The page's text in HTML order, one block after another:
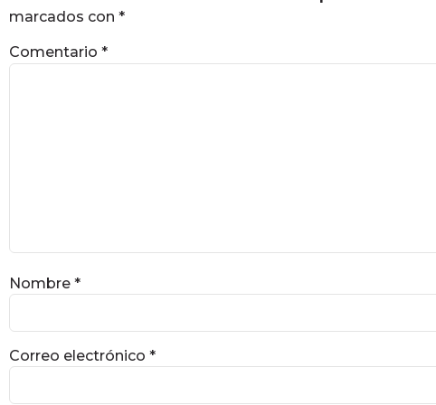
marcados con *
Comentario *
Nombre *
Correo electrónico *